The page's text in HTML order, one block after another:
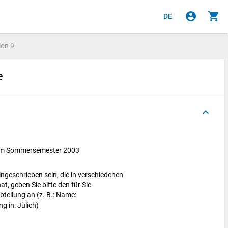
DE account_circle shopping_cart
9
keyboard_arrow_up
Sommersemester 2003
sein, die in verschiedenen
geben Sie bitte den für Sie
an (z. B.: Name:
in: Jülich)